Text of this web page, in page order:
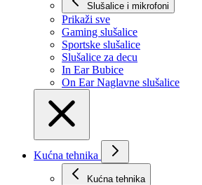
Slušalice i mikrofoni
Prikaži svе
Gaming slušalice
Sportske slušalice
Slušalice za decu
In Ear Bubice
On Ear Naglavne slušalice
Kućna tehnika
Kućna tehnika